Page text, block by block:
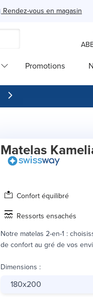
Rendez-vous en magasin
Promotions
Matelas
Confort équilibré
Ressorts ensachés
Notre matelas 2-en-1 :
de confort au gré de vos
Dimensions :
180x200